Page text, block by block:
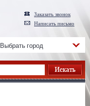
Заказать звонок
Написать письмо
Выбрать город